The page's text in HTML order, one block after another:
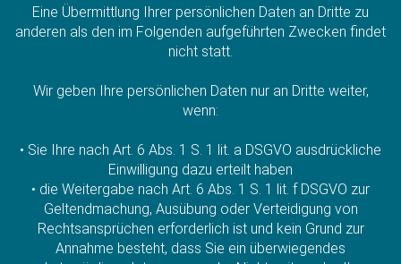
Eine Übermittlung Ihrer persönlichen Daten an Dritte zu
anderen als den im Folgenden aufgeführten Zwecken findet
nicht statt.
Wir geben Ihre persönlichen Daten nur an Dritte weiter,
wenn:
• Sie Ihre nach Art. 6 Abs. 1 S. 1 lit. a DSGVO ausdrückliche
Einwilligung dazu erteilt haben
• die Weitergabe nach Art. 6 Abs. 1 S. 1 lit. f DSGVO zur
Geltendmachung, Ausübung oder Verteidigung von
Rechtsansprüchen erforderlich ist und kein Grund zur
Annahme besteht, dass Sie ein überwiegendes